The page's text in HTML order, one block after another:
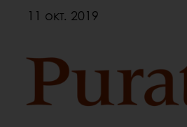
11 окт. 2019